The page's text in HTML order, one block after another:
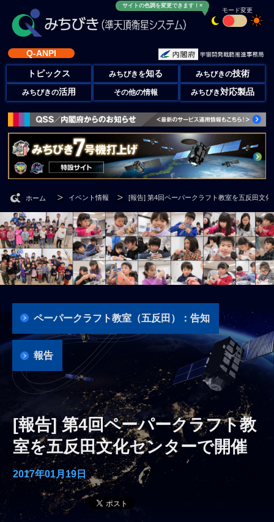
サイトの色調を変更できます！×
モード変更
Q-ANPI
トピックス みちびきを知る みちびきの技術
みちびきの活用 その他の情報 みちびき対応製品
ホーム イベント情報 [報告] 第4回ペーパークラフト教室を五反田文
ペーパークラフト教室（五反田）：告知
報告
[報告] 第4回ペーパークラフト教
室を五反田文化センターで開催
2017年01月19日